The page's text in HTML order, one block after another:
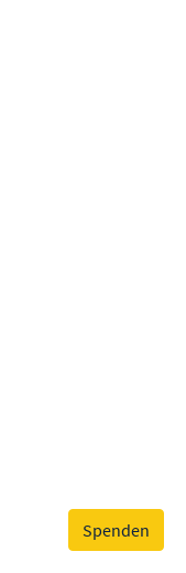
Spenden